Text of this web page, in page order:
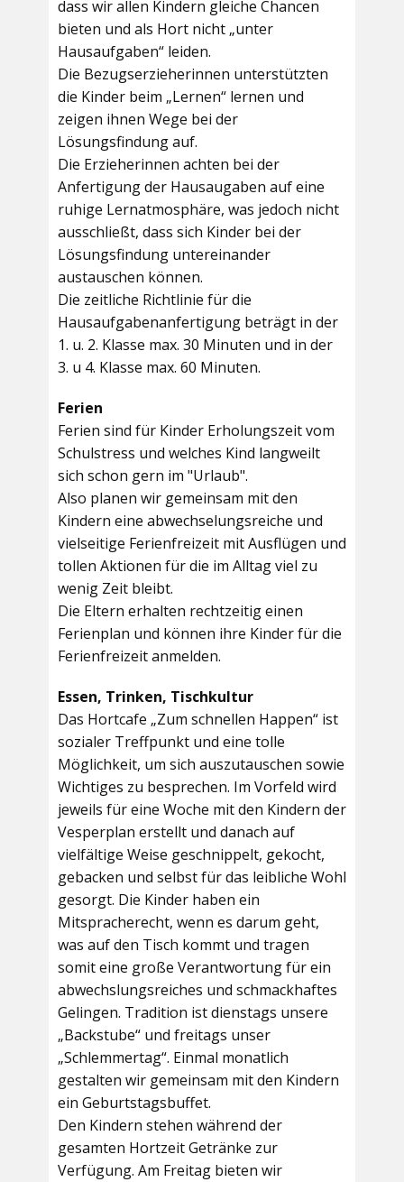
dass wir allen Kindern gleiche Chancen
bieten und als Hort nicht „unter
Hausaufgaben“ leiden.
Die Bezugserzieherinnen unterstützten
die Kinder beim „Lernen“ lernen und
zeigen ihnen Wege bei der
Lösungsfindung auf.
Die Erzieherinnen achten bei der
Anfertigung der Hausaugaben auf eine
ruhige Lernatmosphäre, was jedoch nicht
ausschließt, dass sich Kinder bei der
Lösungsfindung untereinander
austauschen können.
Die zeitliche Richtlinie für die
Hausaufgabenanfertigung beträgt in der
1. u. 2. Klasse max. 30 Minuten und in der
3. u 4. Klasse max. 60 Minuten.
Ferien
Ferien sind für Kinder Erholungszeit vom
Schulstress und welches Kind langweilt
sich schon gern im "Urlaub".
Also planen wir gemeinsam mit den
Kindern eine abwechselungsreiche und
vielseitige Ferienfreizeit mit Ausflügen und
tollen Aktionen für die im Alltag viel zu
wenig Zeit bleibt.
Die Eltern erhalten rechtzeitig einen
Ferienplan und können ihre Kinder für die
Ferienfreizeit anmelden.
Essen, Trinken, Tischkultur
Das Hortcafe „Zum schnellen Happen“ ist
sozialer Treffpunkt und eine tolle
Möglichkeit, um sich auszutauschen sowie
Wichtiges zu besprechen. Im Vorfeld wird
jeweils für eine Woche mit den Kindern der
Vesperplan erstellt und danach auf
vielfältige Weise geschnippelt, gekocht,
gebacken und selbst für das leibliche Wohl
gesorgt. Die Kinder haben ein
Mitspracherecht, wenn es darum geht,
was auf den Tisch kommt und tragen
somit eine große Verantwortung für ein
abwechslungsreiches und schmackhaftes
Gelingen. Tradition ist dienstags unsere
„Backstube“ und freitags unser
„Schlemmertag“. Einmal monatlich
gestalten wir gemeinsam mit den Kindern
ein Geburtstagsbuffet.
Den Kindern stehen während der
gesamten Hortzeit Getränke zur
Verfügung. Am Freitag bieten wir